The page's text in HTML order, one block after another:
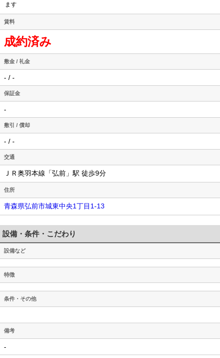
ます
賃料
成約済み
敷金 / 礼金
- / -
保証金
-
敷引 / 償却
- / -
交通
ＪＲ奥羽本線「弘前」駅 徒歩9分
住所
青森県弘前市城東中央1丁目1-13
設備・条件・こだわり
設備など
特徴
条件・その他
備考
-